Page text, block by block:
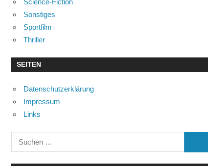
Science-Fiction
Sonstiges
Sportfilm
Thriller
SEITEN
Datenschutzerklärung
Impressum
Links
Suchen
nach: